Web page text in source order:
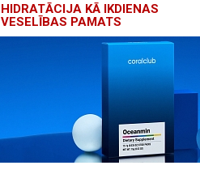
HIDRATĀCIJA KĀ IKDIENAS
VESELĪBAS PAMATS